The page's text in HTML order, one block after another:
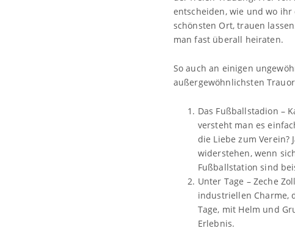
entscheiden, wie und wo
schönsten Ort, trauen
man fast überall heiraten.
So auch an einigen
außergewöhnlichsten
Das Fußballstadion –
versteht man es
die Liebe zum
widerstehen, wenn
Fußballstation sind
Unter Tage – Zeche
industriellen Charme,
Tage, mit Helm und
Erlebnis.